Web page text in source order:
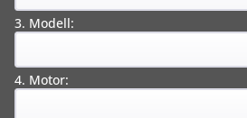
3. Modell:
4. Motor: